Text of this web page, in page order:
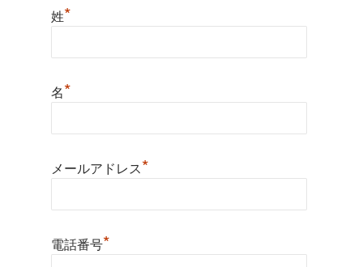
姓*
名*
メールアドレス*
電話番号*